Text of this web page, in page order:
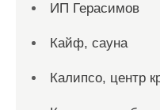
ИП Герасимов
Кайф, сауна
Калипсо, центр